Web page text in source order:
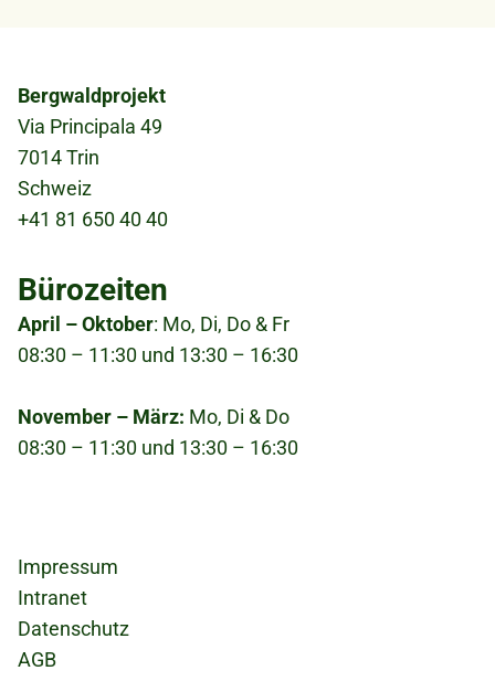
Bild
Bergwaldprojekt
Via Principala 49
7014 Trin
Schweiz
+41 81 650 40 40
Bürozeiten
April – Oktober: Mo, Di, Do & Fr
08:30 – 11:30 und 13:30 – 16:30
November – März: Mo, Di & Do
08:30 – 11:30 und 13:30 – 16:30
Impressum
Intranet
Datenschutz
AGB